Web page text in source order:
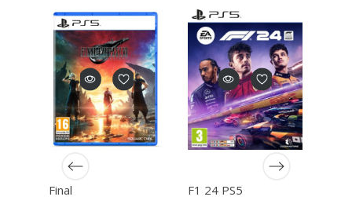
PEGI Leeftijd 16+
Genre
Action/Advent
ure
Final
F1 24 PS5